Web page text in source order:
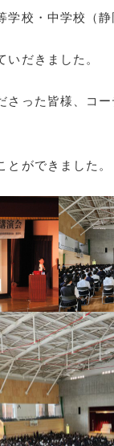
学校・中学校（静
いだきました。
さった皆様、コ
とができました。